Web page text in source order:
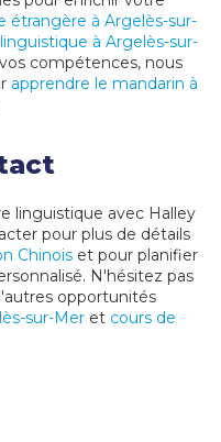
étrangère à Argelès-sur-
à Argelès-sur-
compétences, nous
apprendre le mandarin à
linguistique avec Halley
pour plus de détails
Chinois et pour planifier
N'hésitez pas
opportunités
sur-Mer et cours de